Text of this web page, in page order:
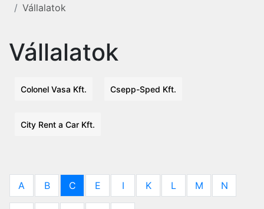
Vállalatok
Vállalatok
Colonel Vasa Kft. Csepp-Sped Kft.
City Rent a Car Kft.
A B C E I K L M N